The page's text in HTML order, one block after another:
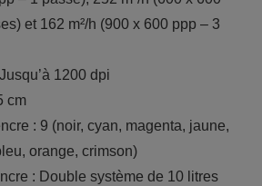
et 162 m²/h (900 x 600 ppp – 3
1200 dpi
cm
: 9 (noir, cyan, magenta, jaune,
orange, crimson)
: Double système de 10 litres